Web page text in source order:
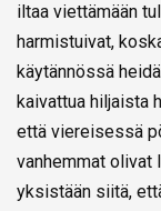
iltaa viettämään
harmistuivat,
käytännössä
kaivattua hiljaista
että viereisessä
vanhemmat olivat
yksistään siitä,